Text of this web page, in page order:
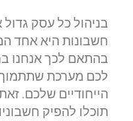
בניהול כל עסק
חשבונות היא אחד
בהתאם לכך אנחנו
לכם מערכת שתתמוך
הייחודיים שלכם.
תוכלו להפיק